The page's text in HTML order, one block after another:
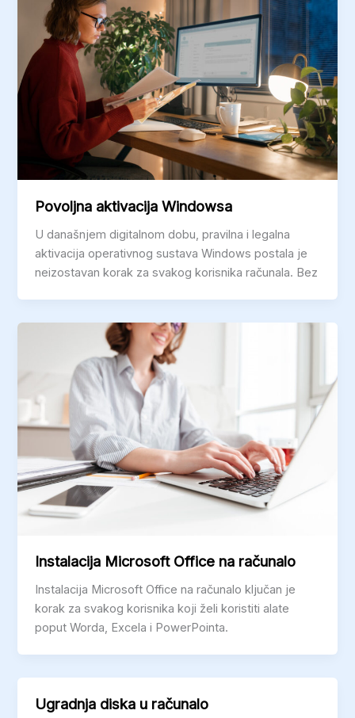
Povoljna aktivacija Windowsa
U današnjem digitalnom dobu, pravilna i legalna
aktivacija operativnog sustava Windows postala je
neizostavan korak za svakog korisnika računala. Bez
Instalacija Microsoft Office na računalo
Instalacija Microsoft Office na računalo ključan je
korak za svakog korisnika koji želi koristiti alate
poput Worda, Excela i PowerPointa.
Ugradnja diska u računalo